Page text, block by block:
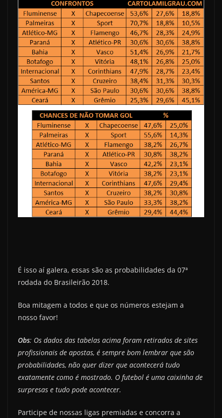
É isso aí galera, essas são as probabilidades da 07ª
rodada do Brasileirão 2018.
Boa mitagem a todos e que os números estejam a
nosso favor!
Obs: Os dados das tabelas acima foram retirados de sites
profissionais de apostas, é sempre bom lembrar que são
probabilidades, não quer dizer que acontecerá tudo
exatamente como é mostrado. O futebol é uma caixinha de
surpresas e tudo pode acontecer.
Participe de nossas ligas premiadas e concorra a